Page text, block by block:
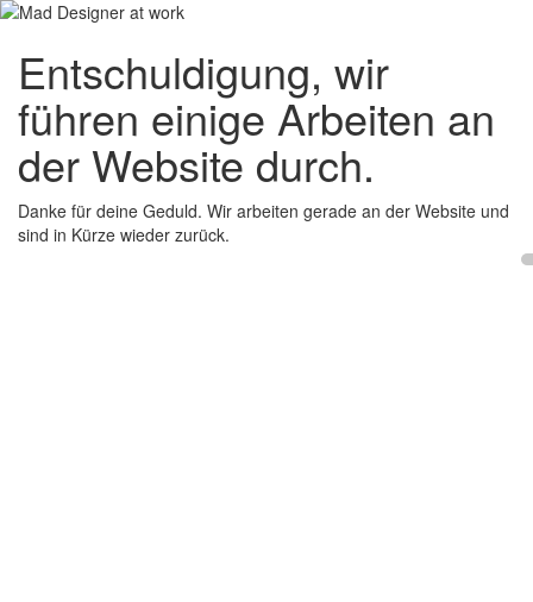
Entschuldigung, wir
führen einige Arbeiten an
der Website durch.
Danke für deine Geduld. Wir arbeiten gerade an der Website und
sind in Kürze wieder zurück.